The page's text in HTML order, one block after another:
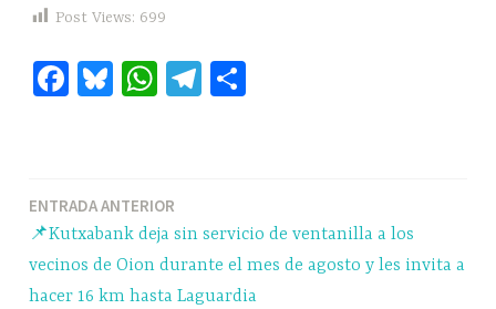
Post Views: 699
Fa Bl W
pp
Te
m rti
r
Navegación
entradas
ENTRADA ANTERIOR
📌Kutxabank deja sin servicio de ventanilla a los
vecinos de Oion durante el mes de agosto y les invita a
hacer 16 km hasta Laguardia